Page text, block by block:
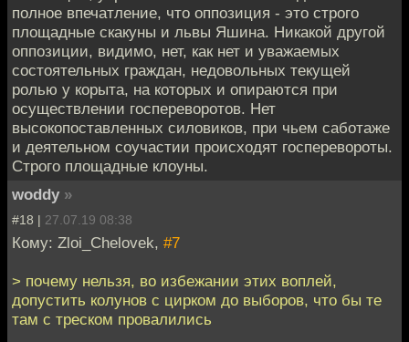
полное впечатление, что оппозиция - это строго
площадные скакуны и львы Яшина. Никакой другой
оппозиции, видимо, нет, как нет и уважаемых
состоятельных граждан, недовольных текущей
ролью у корыта, на которых и опираются при
осуществлении госпереворотов. Нет
высокопоставленных силовиков, при чьем саботаже
и деятельном соучастии происходят госперевороты.
Строго площадные клоуны.
woddy »
#18 | 27.07.19 08:38
Кому: Zloi_Chelovek, #7
> почему нельзя, во избежании этих воплей,
допустить колунов с цирком до выборов, что бы те
там с треском провалились